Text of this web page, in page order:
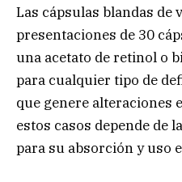
Las cápsulas blandas de
presentaciones de 30
una acetato de retinol o
para cualquier tipo de
que genere alteraciones
estos casos depende de
para su absorción y uso